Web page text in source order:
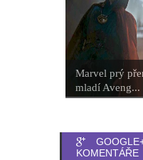
Marvel prý
mladí Aveng...
KOMENTÁŘE